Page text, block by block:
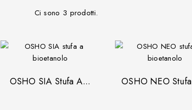
Ci sono 3 prodotti.
OSHO SIA Stufa A... OSHO NEO